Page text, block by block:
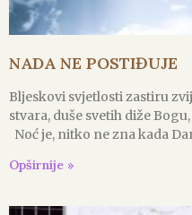
NADA NE POSTIĐUJE
Bljeskovi svjetlosti zastiru
stvara, duše svetih diže
Noć je, nitko ne zna kada
Opširnije »